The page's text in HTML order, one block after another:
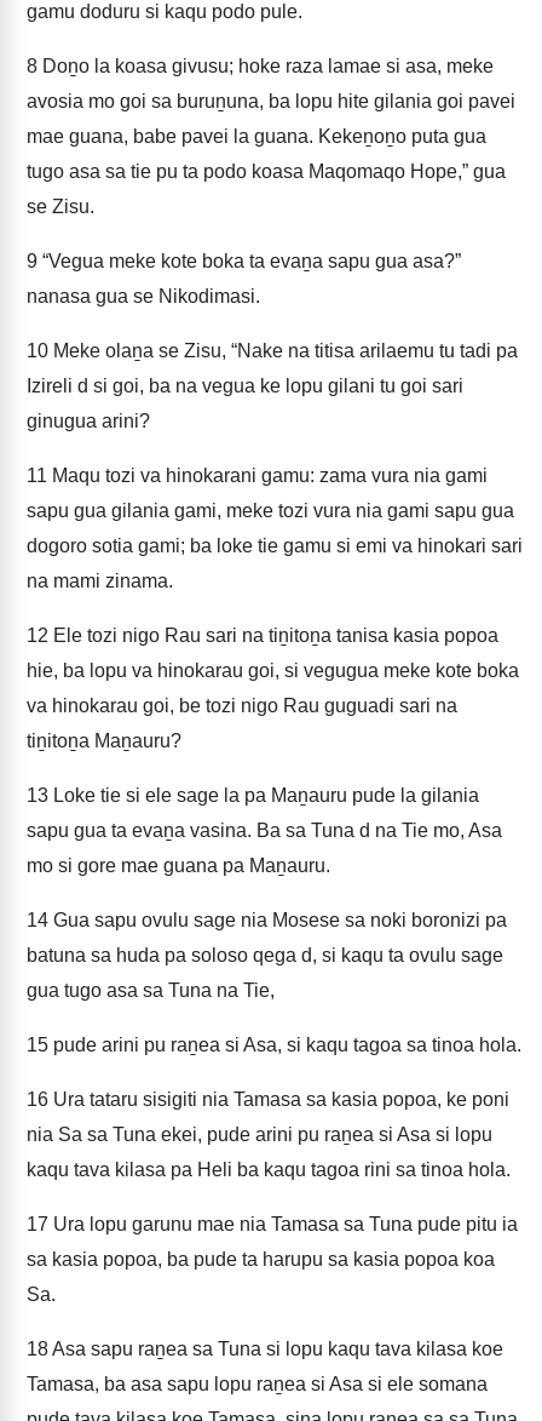
gamu doduru si kaqu podo pule.
8 Doṉo la koasa givusu; hoke raza lamae si asa, meke
avosia mo goi sa buruṉuna, ba lopu hite gilania goi pavei
mae guana, babe pavei la guana. Kekeṉoṉo puta gua
tugo asa sa tie pu ta podo koasa Maqomaqo Hope,” gua
se Zisu.
9 “Vegua meke kote boka ta evaṉa sapu gua asa?”
nanasa gua se Nikodimasi.
10 Meke olaṉa se Zisu, “Nake na titisa arilaemu tu tadi pa
Izireli d si goi, ba na vegua ke lopu gilani tu goi sari
ginugua arini?
11 Maqu tozi va hinokarani gamu: zama vura nia gami
sapu gua gilania gami, meke tozi vura nia gami sapu gua
dogoro sotia gami; ba loke tie gamu si emi va hinokari sari
na mami zinama.
12 Ele tozi nigo Rau sari na tiṉitoṉa tanisa kasia popoa
hie, ba lopu va hinokarau goi, si vegugua meke kote boka
va hinokarau goi, be tozi nigo Rau guguadi sari na
tiṉitoṉa Maṉauru?
13 Loke tie si ele sage la pa Maṉauru pude la gilania
sapu gua ta evaṉa vasina. Ba sa Tuna d na Tie mo, Asa
mo si gore mae guana pa Maṉauru.
14 Gua sapu ovulu sage nia Mosese sa noki boronizi pa
batuna sa huda pa soloso qega d, si kaqu ta ovulu sage
gua tugo asa sa Tuna na Tie,
15 pude arini pu raṉea si Asa, si kaqu tagoa sa tinoa hola.
16 Ura tataru sisigiti nia Tamasa sa kasia popoa, ke poni
nia Sa sa Tuna ekei, pude arini pu raṉea si Asa si lopu
kaqu tava kilasa pa Heli ba kaqu tagoa rini sa tinoa hola.
17 Ura lopu garunu mae nia Tamasa sa Tuna pude pitu ia
sa kasia popoa, ba pude ta harupu sa kasia popoa koa
Sa.
18Asa sapu raṉea sa Tuna si lopu kaqu tava kilasa koe
Tamasa, ba asa sapu lopu raṉea si Asa si ele somana